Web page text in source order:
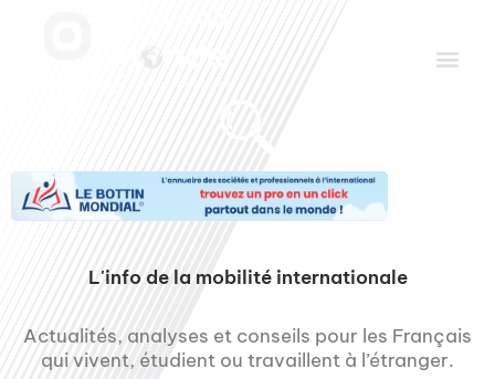
L'info de la mobilité internationale
Actualités, analyses et conseils pour les Français
qui vivent, étudient ou travaillent à l’étranger.